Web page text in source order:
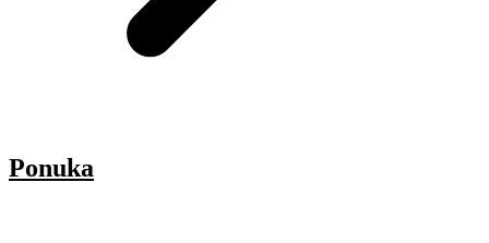
Ponuka